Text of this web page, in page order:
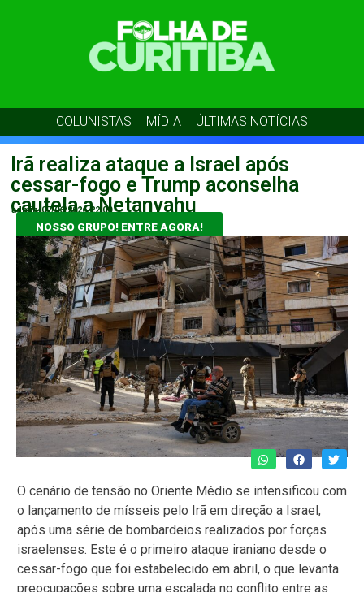
COLUNISTAS MÍDIA ÚLTIMAS NOTÍCIAS
Irã realiza ataque a Israel após
cessar-fogo e Trump aconselha
cautela a Netanyahu
admin 07/06/2026 22:00
NOSSO GRUPO! ENTRE AGORA!
O cenário de tensão no Oriente Médio se intensificou com
o lançamento de mísseis pelo Irã em direção a Israel,
após uma série de bombardeios realizados por forças
israelenses. Este é o primeiro ataque iraniano desde o
cessar-fogo que foi estabelecido em abril, o que levanta
preocupações sobre uma escalada no conflito entre as